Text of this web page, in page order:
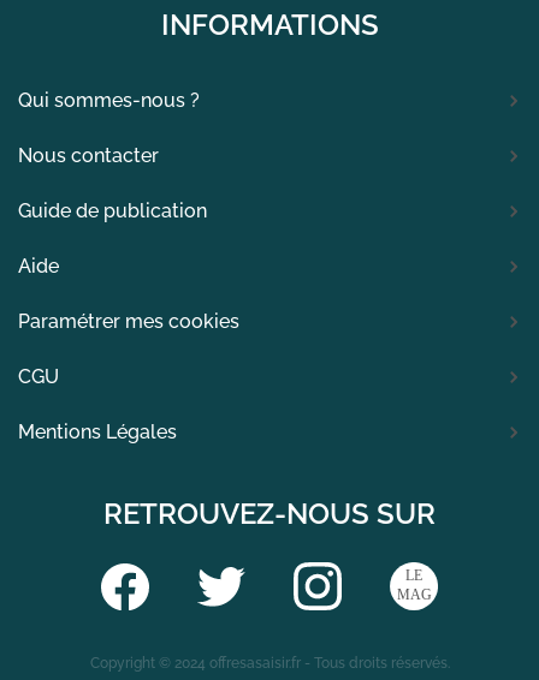
INFORMATIONS
Qui sommes-nous ?
Nous contacter
Guide de publication
Aide
Paramétrer mes cookies
CGU
Mentions Légales
RETROUVEZ-NOUS SUR
Copyright © 2024 offresasaisir.fr - Tous droits réservés.